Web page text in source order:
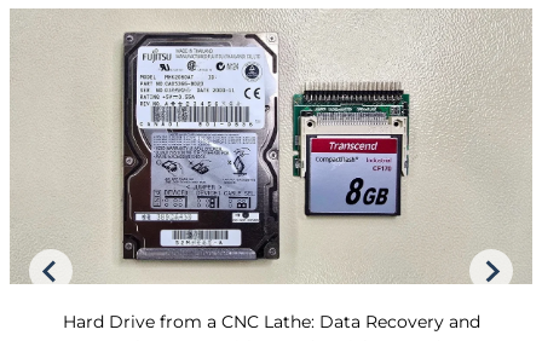
Hard Drive from a CNC Lathe: Data Recovery and